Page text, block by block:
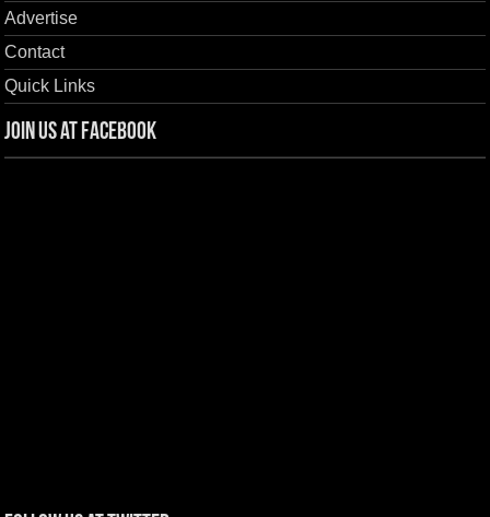
Advertise
Contact
Quick Links
Join us at Facebook